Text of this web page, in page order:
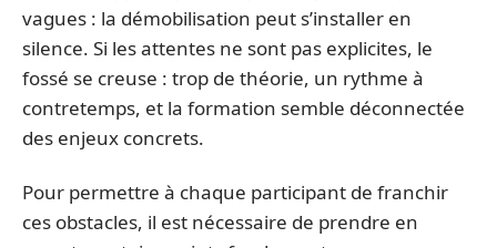
vagues : la démobilisation peut s’installer en
silence. Si les attentes ne sont pas explicites, le
fossé se creuse : trop de théorie, un rythme à
contretemps, et la formation semble déconnectée
des enjeux concrets.
Pour permettre à chaque participant de franchir
ces obstacles, il est nécessaire de prendre en